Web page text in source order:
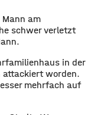
am
schwer verletzt
in der
attackiert worden.
mehrfach auf